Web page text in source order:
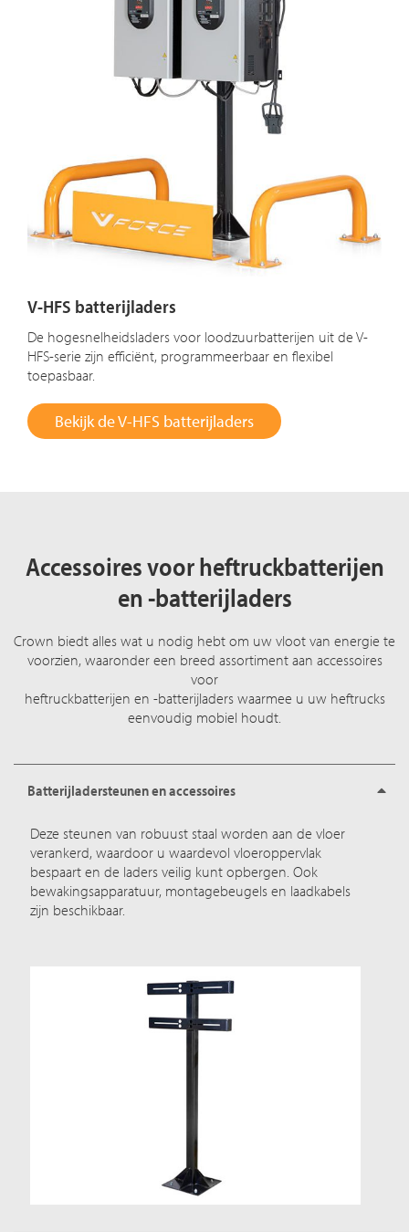
V-HFS batterijladers
De hogesnelheidsladers voor loodzuurbatterijen uit de V-
HFS-serie zijn efficiënt, programmeerbaar en flexibel
toepasbaar.
Bekijk de V-HFS batterijladers
Accessoires voor heftruckbatterijen
en -batterijladers
Crown biedt alles wat u nodig hebt om uw vloot van energie te
voorzien, waaronder een breed assortiment aan accessoires
voor
heftruckbatterijen en -batterijladers waarmee u uw heftrucks
eenvoudig mobiel houdt.
Batterijladersteunen en accessoires
Deze steunen van robuust staal worden aan de vloer
verankerd, waardoor u waardevol vloeroppervlak
bespaart en de laders veilig kunt opbergen. Ook
bewakingsapparatuur, montagebeugels en laadkabels
zijn beschikbaar.